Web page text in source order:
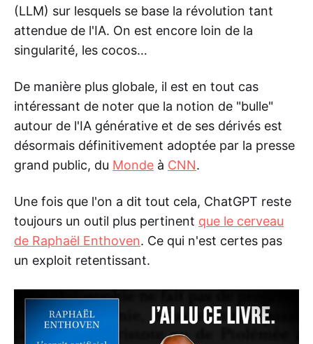
(LLM) sur lesquels se base la révolution tant
attendue de l'IA. On est encore loin de la
singularité, les cocos…
De manière plus globale, il est en tout cas
intéressant de noter que la notion de "bulle"
autour de l'IA générative et de ses dérivés est
désormais définitivement adoptée par la presse
grand public, du Monde à CNN.
Une fois que l'on a dit tout cela, ChatGPT reste
toujours un outil plus pertinent que le cerveau
de Raphaël Enthoven. Ce qui n'est certes pas
un exploit retentissant.